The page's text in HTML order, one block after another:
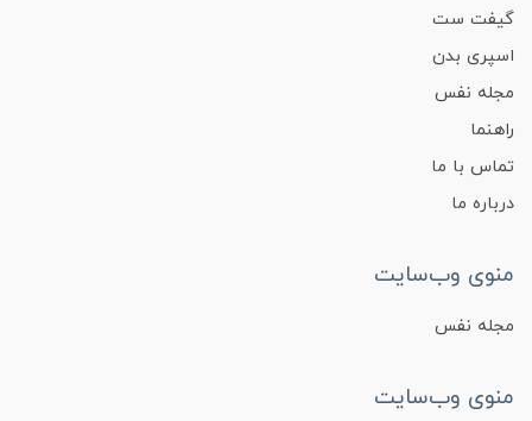
گیفت ست
اسپری بدن
مجله نفس
راهنما
تماس با ما
درباره ما
منوی وب‌سایت
مجله نفس
منوی وب‌سایت